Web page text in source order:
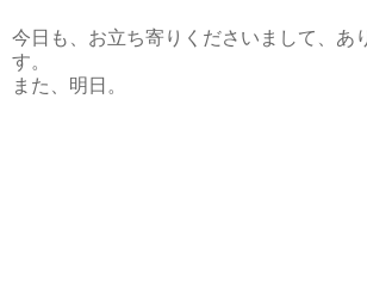
今日も、お立ち寄りくださいまして、あ
す。
また、明日。